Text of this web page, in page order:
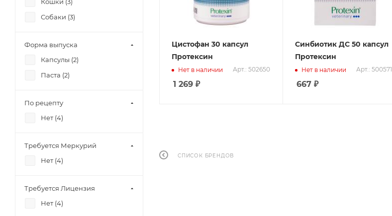
Цистофан 30 капсул
Протексин
Нет в наличии Арт.: 502650
1 269 ₽
Синбиотик ДС 50 капсул
Протексин
Нет в наличии Арт.: 500571
667 ₽
СПИСОК БРЕНДОВ
Собаки (3)
Форма выпуска
Капсулы (2)
Паста (2)
По рецепту
Нет (4)
Требуется Меркурий
Нет (4)
Требуется Лицензия
Нет (4)